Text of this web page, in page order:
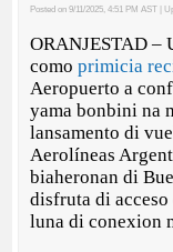
Posted on 9/11/2025, 4:51 PM AST |
ORANJESTAD –
comoprimicia
Aeropuerto a
yama bonbini na
lansamento di
Aerolíneas
biaheronan di
disfruta di
luna di conexion